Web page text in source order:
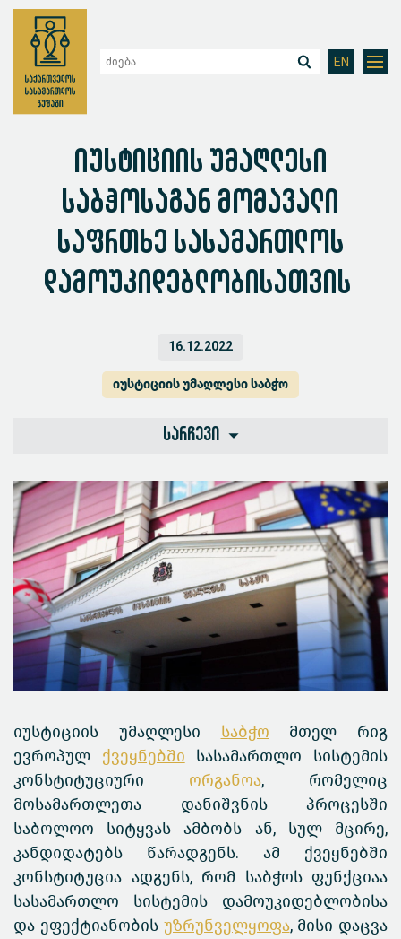
EN
იუსტიციის უმაღლესი
საბჭოსაგან მომავალი
საფრთხე სასამართლოს
დამოუკიდებლობისათვის
16.12.2022
იუსტიციის უმაღლესი საბჭო
სარჩევი
იუსტიციის უმაღლესი საბჭო მთელ რიგ
ევროპულ ქვეყნებში სასამართლო სისტემის
კონსტიტუციური ორგანოა, რომელიც
მოსამართლეთა დანიშვნის პროცესში
საბოლოო სიტყვას ამბობს ან, სულ მცირე,
კანდიდატებს წარადგენს. ამ ქვეყნებში
კონსტიტუცია ადგენს, რომ საბჭოს ფუნქციაა
სასამართლო სისტემის დამოუკიდებლობისა
და ეფექტიანობის უზრუნველყოფა, მისი დაცვა